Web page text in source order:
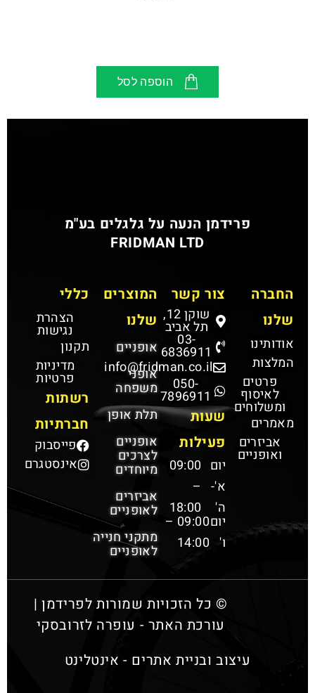
הוספה לסל
פרידמן הנעה על גלגלים בע"מ
FRIDMAN LTD
החברה
שלנו
אודותינו
המלצות
פרטים
לאיסוף
ומשלוחים
מאמרים
אביזרים
ואופניים
צור קשר
שוקן 12,
תל אביב
03-
6836911
info@fridman.co.il
050-
7896911
שעות
פעילות
יום
א'-
ה'
09:00
–
18:00
יום
ו'
09:00 –
14:00
המוצרים
שלנו
אופניים
אופני
משפחה
תלת אופן
אופניים
לצרכים
מיוחדים
אביזרים
לאופניים
מתקני חנייה
לאופניים
כללי
הצהרת
נגישות
תקנון
מדיניות
פרטיות
רשתות
חברתיות
פייסבוק
אינסטגרם
© כל הזכויות שמורות לפרידמן |
עורכת האתר - עופרה לזרובסקי
עיצוב ובניית אתרים - אינטלינט